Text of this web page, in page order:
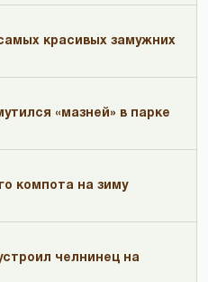
красивых замужних
«мазней» в парке
компота на зиму
челнинец на